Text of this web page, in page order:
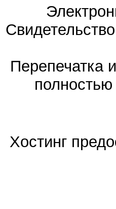
Перепечатка
Хостинг